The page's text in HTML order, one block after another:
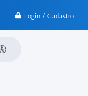
Login / Cadastro